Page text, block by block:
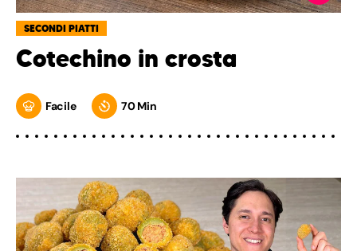
SECONDI PIATTI
Cotechino in crosta
Facile 70 Min